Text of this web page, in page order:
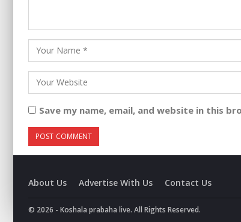
Save my name, email, and website in this
About Us Advertise With Us Contact Us
© 2026 - Koshala prabaha live. All Rights Reserved.